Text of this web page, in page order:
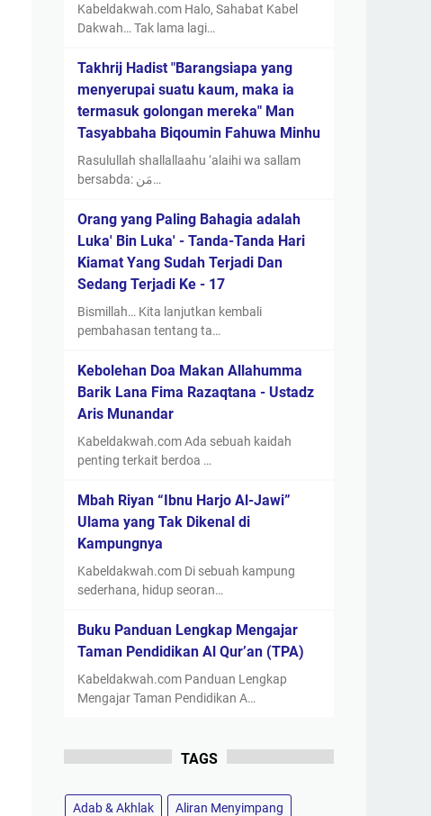
Kabeldakwah.com Halo, Sahabat Kabel
Dakwah… Tak lama lagi…
Takhrij Hadist "Barangsiapa yang
menyerupai suatu kaum, maka ia
termasuk golongan mereka" Man
Tasyabbaha Biqoumin Fahuwa Minhu
Rasulullah shallallaahu ‘alaihi wa sallam
bersabda: مَن…
Orang yang Paling Bahagia adalah
Luka' Bin Luka' - Tanda-Tanda Hari
Kiamat Yang Sudah Terjadi Dan
Sedang Terjadi Ke - 17
Bismillah… Kita lanjutkan kembali
pembahasan tentang ta…
Kebolehan Doa Makan Allahumma
Barik Lana Fima Razaqtana - Ustadz
Aris Munandar
Kabeldakwah.com Ada sebuah kaidah
penting terkait berdoa …
Mbah Riyan “Ibnu Harjo Al-Jawi”
Ulama yang Tak Dikenal di
Kampungnya
Kabeldakwah.com Di sebuah kampung
sederhana, hidup seoran…
Buku Panduan Lengkap Mengajar
Taman Pendidikan Al Qur’an (TPA)
Kabeldakwah.com Panduan Lengkap
Mengajar Taman Pendidikan A…
TAGS
Adab & Akhlak Aliran Menyimpang